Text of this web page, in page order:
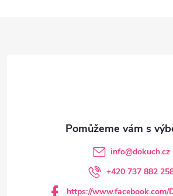
info@dokuch.cz
+420 737 882
https://www.facebook.com/